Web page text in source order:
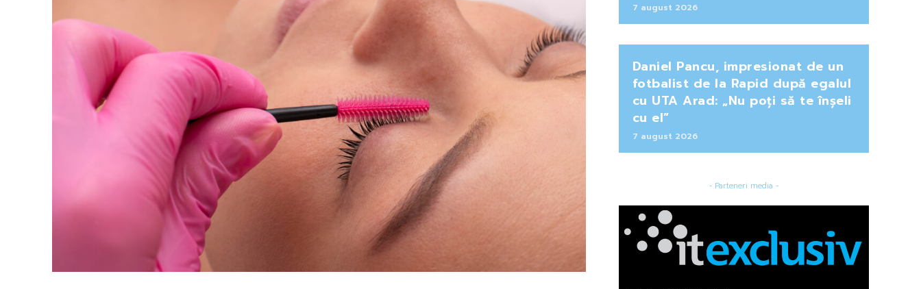
7 august 2026
Daniel Pancu, impresionat de un
fotbalist de la Rapid după egalul
cu UTA Arad: „Nu poți să te înșeli
cu el”
7 august 2026
- Parteneri media -